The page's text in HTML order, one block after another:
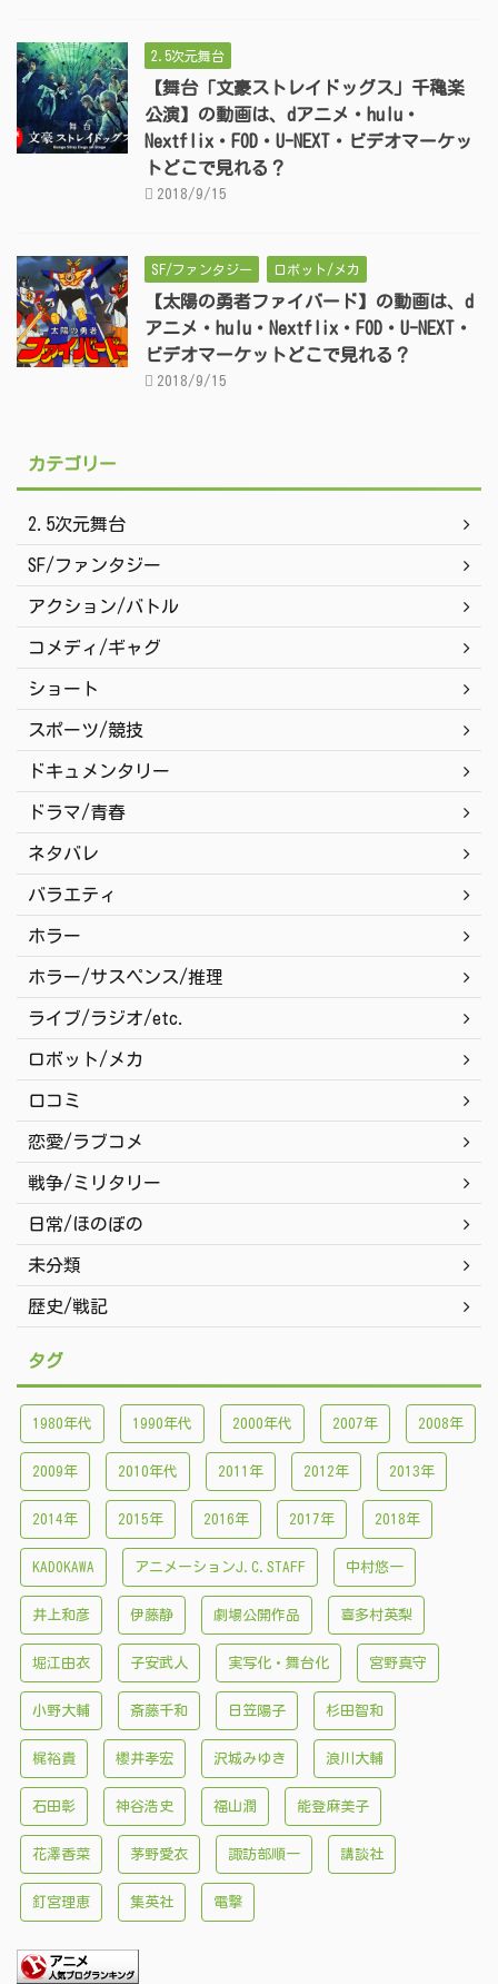
2.5次元舞台
【舞台「文豪ストレイドッグス」千穐楽
公演】の動画は、dアニメ・hulu・
Nextflix・FOD・U-NEXT・ビデオマーケッ
トどこで見れる？
2018/9/15
SF/ファンタジー ロボット/メカ
【太陽の勇者ファイバード】の動画は、d
アニメ・hulu・Nextflix・FOD・U-NEXT・
ビデオマーケットどこで見れる？
2018/9/15
カテゴリー
2.5次元舞台
SF/ファンタジー
アクション/バトル
コメディ/ギャグ
ショート
スポーツ/競技
ドキュメンタリー
ドラマ/青春
ネタバレ
バラエティ
ホラー
ホラー/サスペンス/推理
ライブ/ラジオ/etc.
ロボット/メカ
口コミ
恋愛/ラブコメ
戦争/ミリタリー
日常/ほのぼの
未分類
歴史/戦記
タグ
1980年代 1990年代 2000年代 2007年 2008年
2009年 2010年代 2011年 2012年 2013年
2014年 2015年 2016年 2017年 2018年
KADOKAWA アニメーションJ.C.STAFF 中村悠一
井上和彦 伊藤静 劇場公開作品 喜多村英梨
堀江由衣 子安武人 実写化・舞台化 宮野真守
小野大輔 斎藤千和 日笠陽子 杉田智和
梶裕貴 櫻井孝宏 沢城みゆき 浪川大輔
石田彰 神谷浩史 福山潤 能登麻美子
花澤香菜 茅野愛衣 諏訪部順一 講談社
釘宮理恵 集英社 電撃